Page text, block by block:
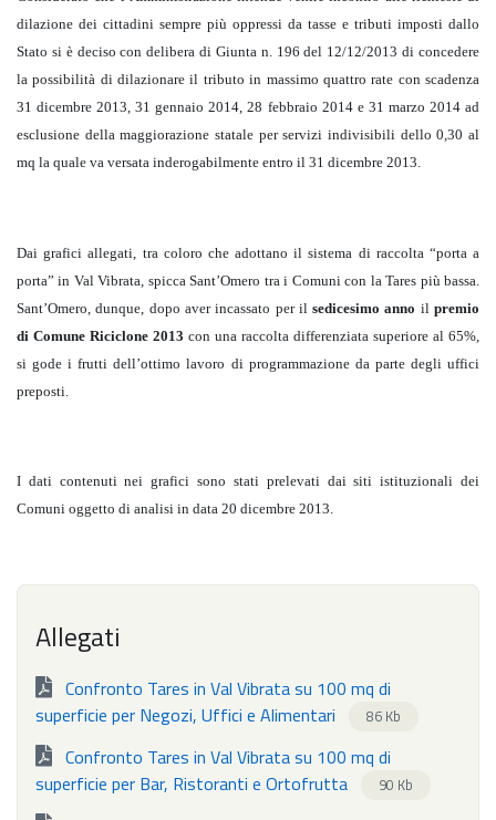
dilazione dei cittadini sempre più oppressi da tasse e tributi imposti dallo
Stato si è deciso con delibera di Giunta n. 196 del 12/12/2013 di concedere
la possibilità di dilazionare il tributo in massimo quattro rate con scadenza
31 dicembre 2013, 31 gennaio 2014, 28 febbraio 2014 e 31 marzo 2014 ad
esclusione della maggiorazione statale per servizi indivisibili dello 0,30 al
mq la quale va versata inderogabilmente entro il 31 dicembre 2013.
Dai grafici allegati, tra coloro che adottano il sistema di raccolta “porta a
porta” in Val Vibrata, spicca Sant’Omero tra i Comuni con la Tares più bassa.
Sant’Omero, dunque, dopo aver incassato per ilsedicesimo anno ilpremio
di Comune Riciclone 2013 con una raccolta differenziata superiore al 65%,
si gode i frutti dell’ottimo lavoro di programmazione da parte degli uffici
preposti.
I dati contenuti nei grafici sono stati prelevati dai siti istituzionali dei
Comuni oggetto di analisi in data 20 dicembre 2013.
Allegati
Confronto Tares in Val Vibrata su 100 mq di
superficie per Negozi, Uffici e Alimentari
86 Kb
Confronto Tares in Val Vibrata su 100 mq di
superficie per Bar, Ristoranti e Ortofrutta
90 Kb